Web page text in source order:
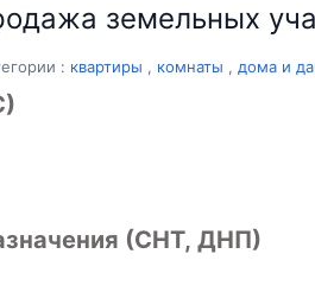
земельных
: квартиры , комнаты , дома и
(СНТ, ДНП)